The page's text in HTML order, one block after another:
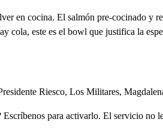
en cocina. El salmón pre-cocinado y
cola, este es el bowl que justifica la
Riesco, Los Militares,
para activarlo. El servicio no